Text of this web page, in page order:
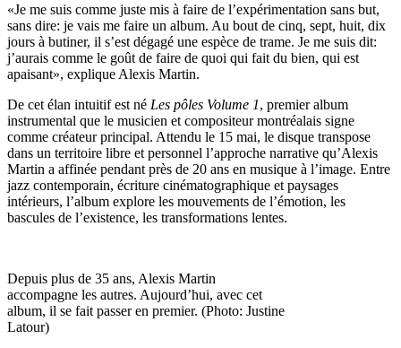
«Je me suis comme juste mis à faire de l’expérimentation sans but,
sans dire: je vais me faire un album. Au bout de cinq, sept, huit, dix
jours à butiner, il s’est dégagé une espèce de trame. Je me suis dit:
j’aurais comme le goût de faire de quoi qui fait du bien, qui est
apaisant», explique Alexis Martin.
De cet élan intuitif est né Les pôles Volume 1, premier album
instrumental que le musicien et compositeur montréalais signe
comme créateur principal. Attendu le 15 mai, le disque transpose
dans un territoire libre et personnel l’approche narrative qu’Alexis
Martin a affinée pendant près de 20 ans en musique à l’image. Entre
jazz contemporain, écriture cinématographique et paysages
intérieurs, l’album explore les mouvements de l’émotion, les
bascules de l’existence, les transformations lentes.
Depuis plus de 35 ans, Alexis Martin
accompagne les autres. Aujourd’hui, avec cet
album, il se fait passer en premier. (Photo: Justine
Latour)